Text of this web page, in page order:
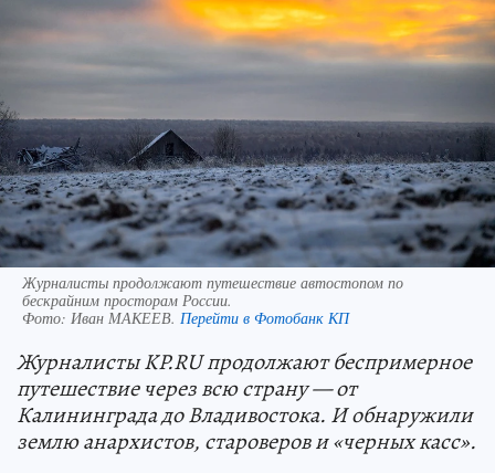
Журналисты продолжают путешествие автостопом по
бескрайним просторам России.
Фото: Иван МАКЕЕВ. Перейти в Фотобанк КП
Журналисты KP.RU продолжают беспримерное
путешествие через всю страну — от
Калининграда до Владивостока. И обнаружили
землю анархистов, староверов и «черных касс».